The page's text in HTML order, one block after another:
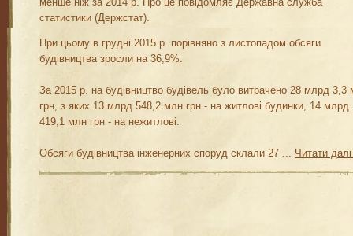
менше ніж за 2014 р. Про це повідомляє Державна служба
статистики (Держстат).
При цьому в грудні 2015 р. порівняно з листопадом обсяги
будівництва зросли на 36,9%.
За 2015 р. на будівництво будівель було витрачено 28 млрд 3,3
грн, з яких 13 млрд 548,2 млн грн - на житлові будинки, 14 млрд
419,1 млн грн - на нежитлові.
Обсяги будівництва інженерних споруд склали 27 ... Читати